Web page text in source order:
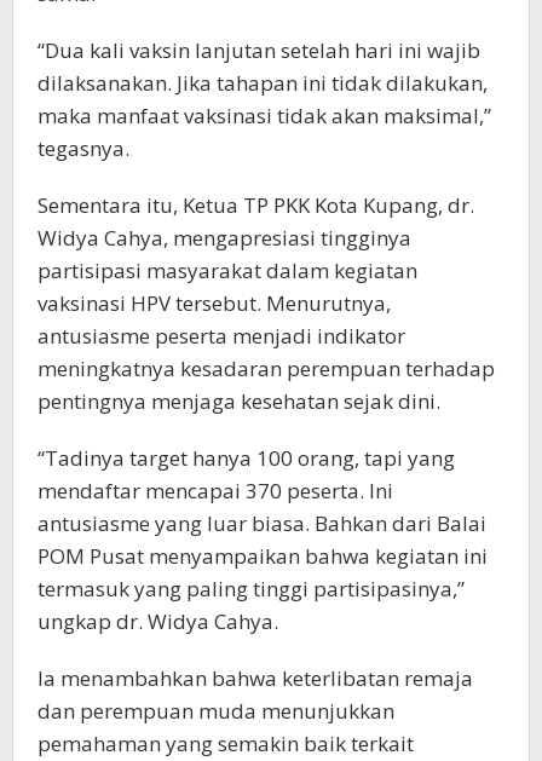
“Dua kali vaksin lanjutan setelah hari ini wajib
dilaksanakan. Jika tahapan ini tidak dilakukan,
maka manfaat vaksinasi tidak akan maksimal,”
tegasnya.
Sementara itu, Ketua TP PKK Kota Kupang, dr.
Widya Cahya, mengapresiasi tingginya
partisipasi masyarakat dalam kegiatan
vaksinasi HPV tersebut. Menurutnya,
antusiasme peserta menjadi indikator
meningkatnya kesadaran perempuan terhadap
pentingnya menjaga kesehatan sejak dini.
“Tadinya target hanya 100 orang, tapi yang
mendaftar mencapai 370 peserta. Ini
antusiasme yang luar biasa. Bahkan dari Balai
POM Pusat menyampaikan bahwa kegiatan ini
termasuk yang paling tinggi partisipasinya,”
ungkap dr. Widya Cahya.
Ia menambahkan bahwa keterlibatan remaja
dan perempuan muda menunjukkan
pemahaman yang semakin baik terkait